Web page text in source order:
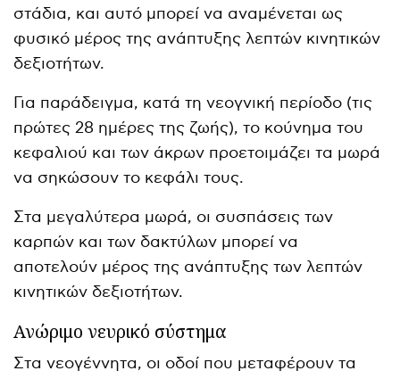
στάδια, και αυτό μπορεί να αναμένεται ως
φυσικό μέρος της ανάπτυξης λεπτών κινητικών
δεξιοτήτων.
Για παράδειγμα, κατά τη νεογνική περίοδο (τις
πρώτες 28 ημέρες της ζωής), το κούνημα του
κεφαλιού και των άκρων προετοιμάζει τα μωρά
να σηκώσουν το κεφάλι τους.
Στα μεγαλύτερα μωρά, οι συσπάσεις των
καρπών και των δακτύλων μπορεί να
αποτελούν μέρος της ανάπτυξης των λεπτών
κινητικών δεξιοτήτων.
Ανώριμο νευρικό σύστημα
Στα νεογέννητα, οι οδοί που μεταφέρουν τα